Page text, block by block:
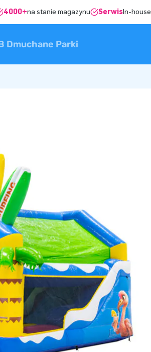
4000+na stanie magazynu SerwisIn-house
Dmuchane Parki